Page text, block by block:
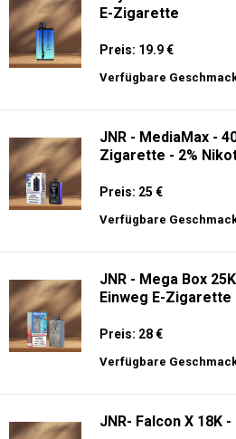
E-Zigarette
Preis: 19.9 €
Verfügbare
JNR - MediaMax -
Zigarette - 2%
Preis: 25 €
Verfügbare
JNR - Mega Box
Einweg E-Zigarette
Preis: 28 €
Verfügbare
JNR- Falcon X 18K